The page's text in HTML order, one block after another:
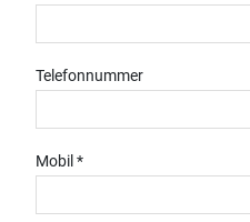
Telefonnummer
Mobil *